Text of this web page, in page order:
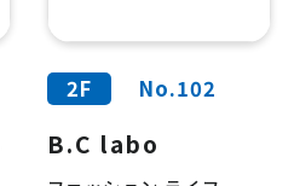
2F No.102
B.C labo